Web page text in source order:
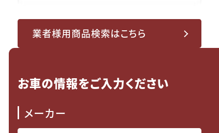
業者様用商品検索はこちら
お車の情報をご入力ください
メーカー